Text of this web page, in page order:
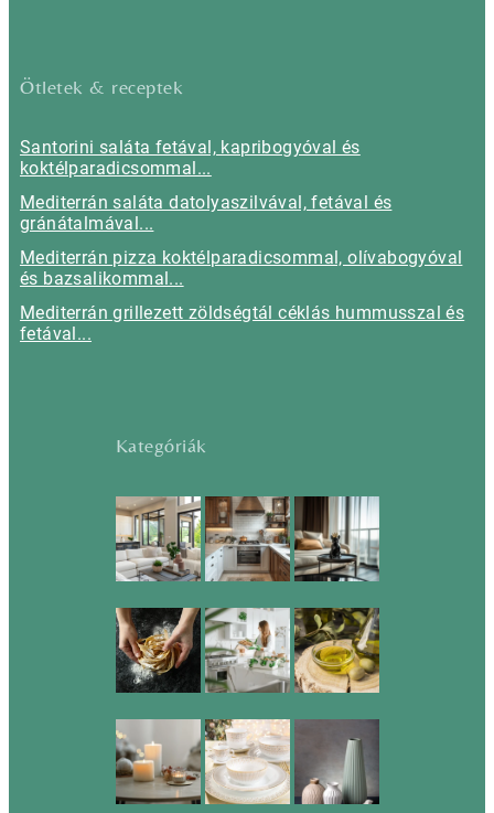
Ötletek & receptek
Santorini saláta fetával, kapribogyóval és
koktélparadicsommal...
Mediterrán saláta datolyaszilvával, fetával és
gránátalmával...
Mediterrán pizza koktélparadicsommal, olívabogyóval
és bazsalikommal...
Mediterrán grillezett zöldségtál céklás hummusszal és
fetával...
Kategóriák